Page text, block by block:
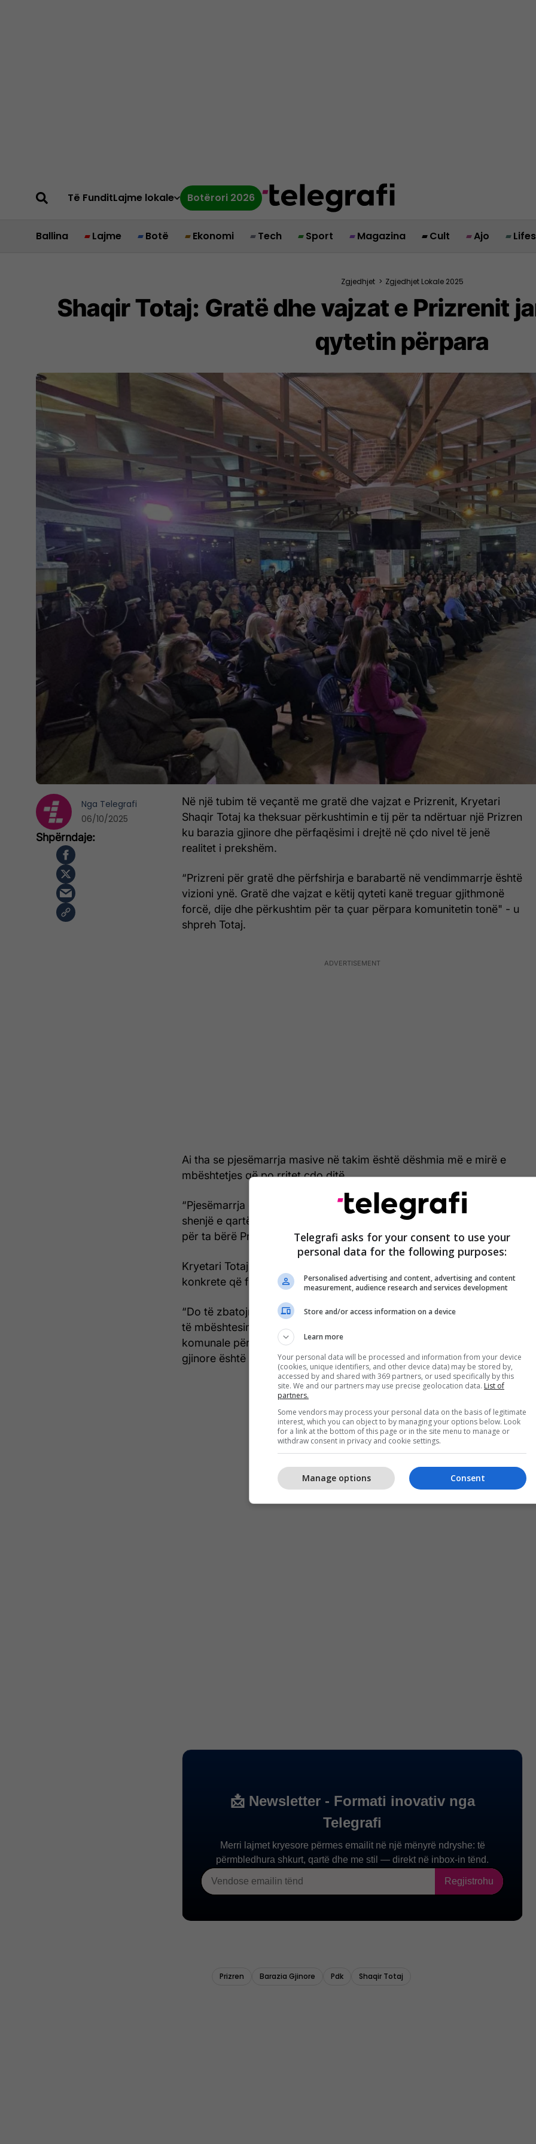
Të FunditLajme lokale Botërori 2026
Ballina Lajme Botë Ekonomi Tech Sport Magazina Cult Ajo
Zgjedhjet > Zgjedhjet Lokale 2025
Shaqir Totaj: Gratë dhe vajzat e Prizrenit
qytetin përpara
Në një tubim të veçantë me gratë dhe vajzat e Prizrenit, Kryetari
Shaqir Totaj ka theksuar përkushtimin e tij për ta ndërtuar një Prizren
ku barazia gjinore dhe përfaqësimi i drejtë në çdo nivel të jenë
realitet i prekshëm.
“Prizreni për gratë dhe përfshirja e barabartë në vendimmarrje është
vizioni ynë. Gratë dhe vajzat e këtij qyteti kanë treguar gjithmonë
forcë, dije dhe përkushtim për ta çuar përpara komunitetin tonë" - u
shpreh Totaj.
Ai tha se pjesëmarrja masive në takim është dëshmia më e mirë e
mbështetjes që po rritet çdo ditë.
“Pjesëmarrja dhe mbështetja e madhe e grave e vajzave është
shenjë e qartë e fitores që po vjen më 12 tetor. Ky është momenti
për ta bërë Prizrenin shembull të barazisë dhe përfshirjes" - tha ai.
Kryetari Totaj shtoi se qeverisja e tij do të vazhdojë me politika
konkrete që fuqizojnë gratë në çdo aspekt:
“Do të zbatojmë buxhetim gjinor, do të ndërtojmë çerdhe të reja, do
të mbështesim ndërmarrësinë femërore dhe do të ofrojmë grante
komunale për gratë që duan të zhvillojnë biznesin e tyre. Barazia
gjinore është vlerë që forcon tërë shoqërinë" - përfundoi Totaj.
Nga Telegrafi
06/10/2025
Telegrafi asks for your consent to use your
personal data for the following purposes:
Personalised advertising and content, advertising and content
measurement, audience research and services development
Store and/or access information on a device
Learn more
Your personal data will be processed and information from your device
(cookies, unique identifiers, and other device data) may be stored by,
accessed by and shared with 369 partners, or used specifically by this
site. We and our partners may use precise geolocation data. List of
partners.
Some vendors may process your personal data on the basis of legitimate
interest, which you can object to by managing your options below. Look
for a link at the bottom of this page or in the site menu to manage or
withdraw consent in privacy and cookie settings.
Consent
Manage options